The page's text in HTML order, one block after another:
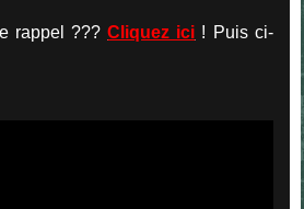
rappel ???Cliquez ici ! Puis ci-